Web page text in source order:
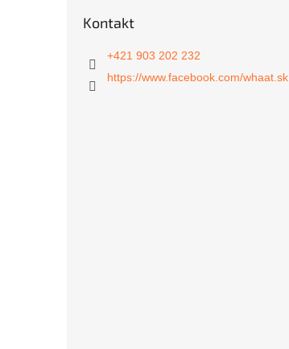
Kontakt
+421 903 202 232
https://www.facebook.com/whaat.sk